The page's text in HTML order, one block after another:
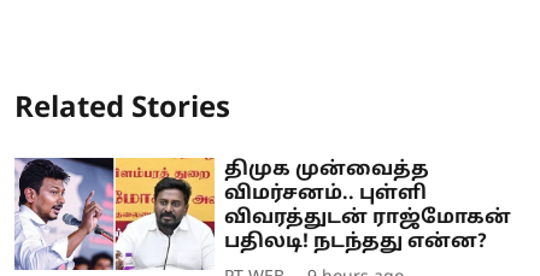
Related Stories
திமுக முன்வைத்த
விமர்சனம்.. புள்ளி
விவரத்துடன் ராஜ்மோகன்
பதிலடி! நடந்தது என்ன?